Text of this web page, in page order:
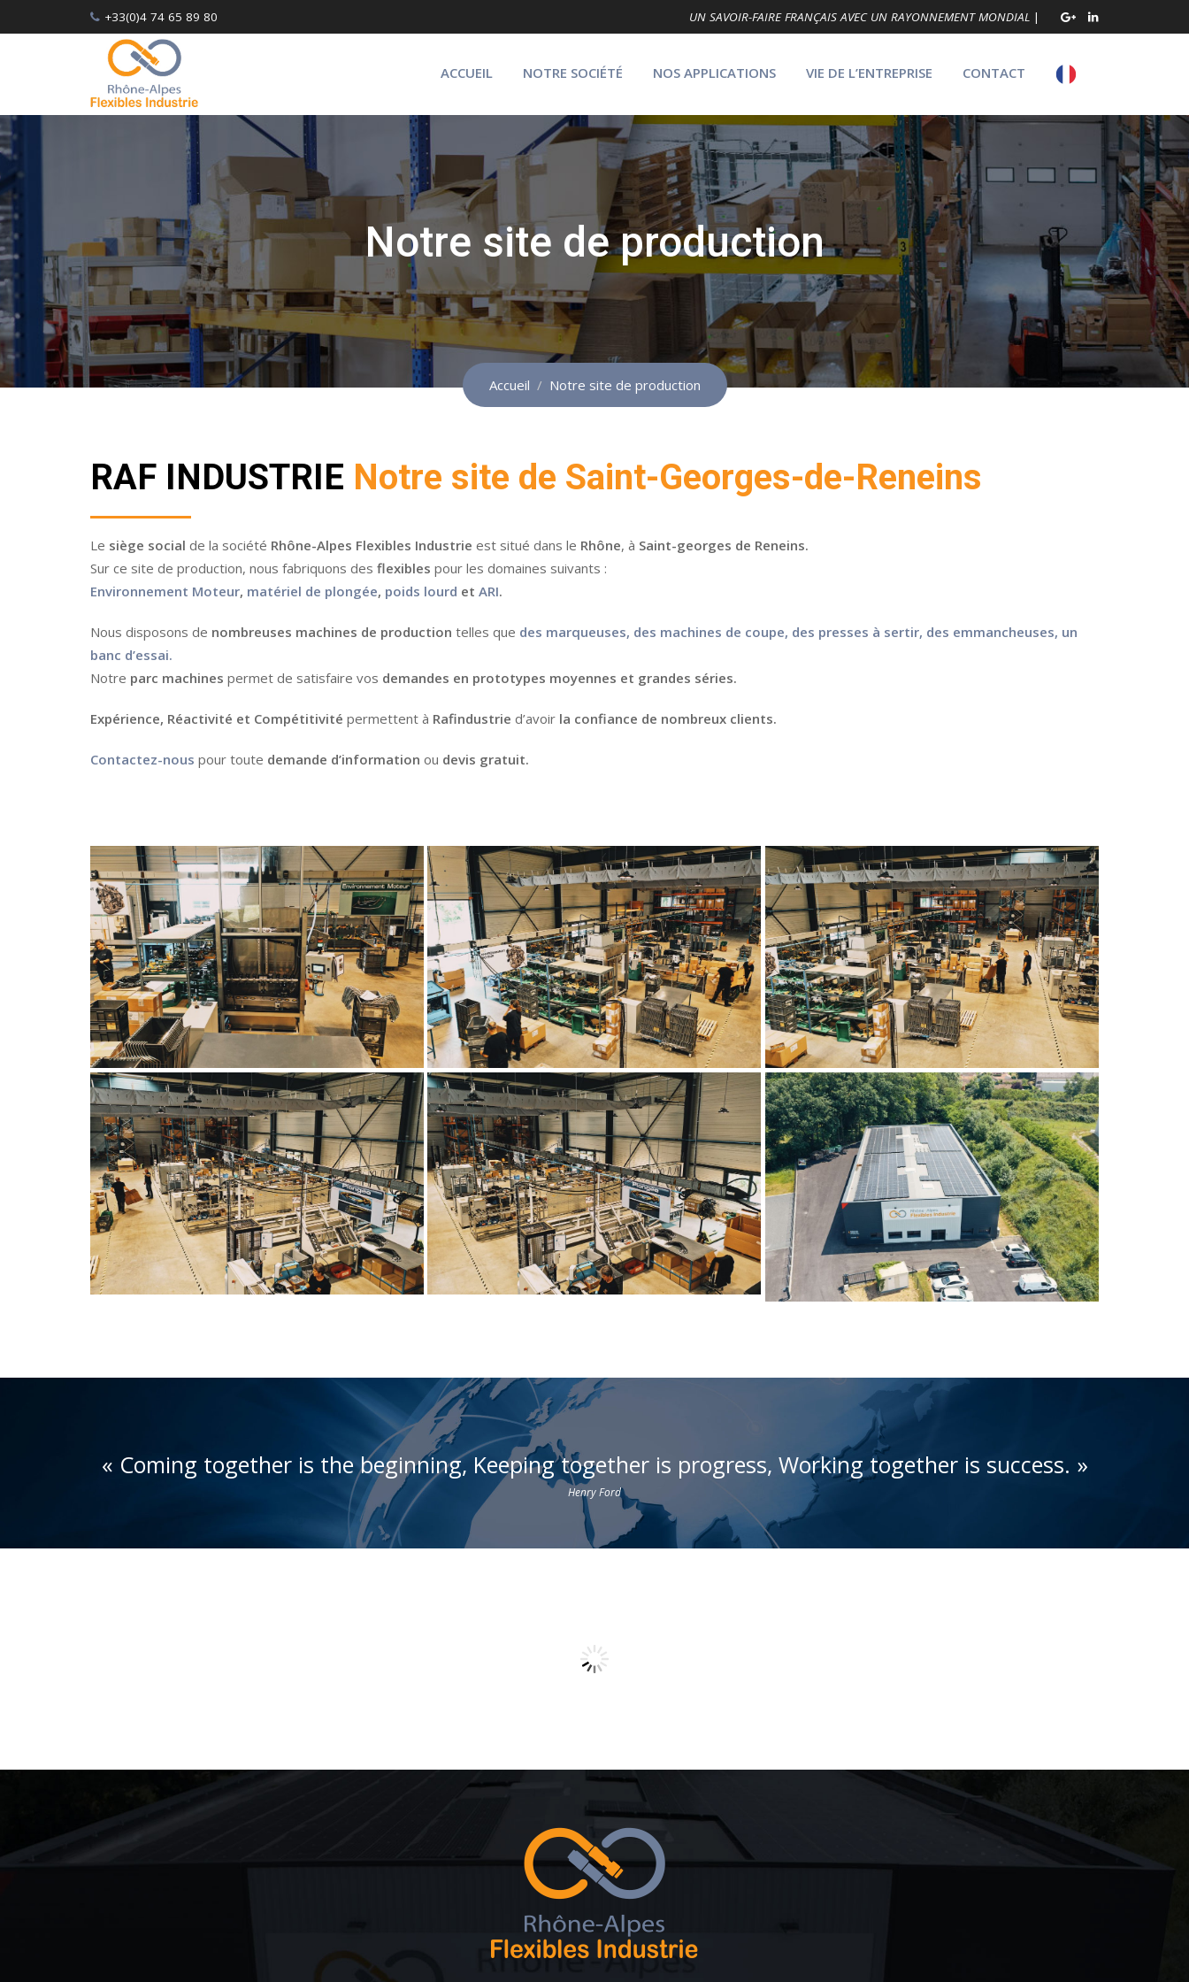
to
+33(0)4 74 65 89 80 UN SAVOIR-FAIRE FRANÇAIS AVEC UN RAYONNEMENT MONDIAL |
ACCUEIL NOTRE SOCIÉTÉ NOS APPLICATIONS VIE DE L’ENTREPRISE CONTACT
Notre site de production
Accueil Notre site de production
RAF INDUSTRIE Notre site de Saint-Georges-de-Reneins
Le siège social de la société Rhône-Alpes Flexibles Industrie est situé dans le Rhône, à Saint-georges de Reneins.
Sur ce site de production, nous fabriquons des flexibles pour les domaines suivants :
Environnement Moteur, matériel de plongée, poids lourd et ARI.
Nous disposons de nombreuses machines de production telles que des marqueuses, des machines de coupe, des presses à sertir, des emmancheuses, un
banc d’essai.
Notre parc machines permet de satisfaire vos demandes en prototypes moyennes et grandes séries.
Expérience, Réactivité et Compétitivité permettent à Rafindustrie d’avoir la confiance de nombreux clients.
Contactez-nous pour toute demande d’information ou devis gratuit.
« Coming together is the beginning, Keeping together is progress, Working together is success. »
Henry Ford